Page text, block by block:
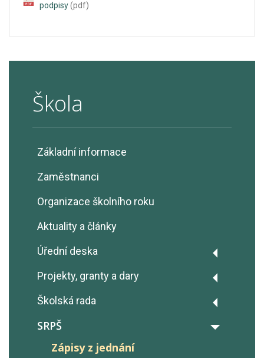
Škola
Základní informace
Zaměstnanci
Organizace školního roku
Aktuality a články
Úřední deska
Výroční zprávy
Rozpočty školy
GDPR - Ochrana osobních údajů
Projekty, granty a dary
Projekt Fairtrade
Erasmus+
OP JAK šablony
Školská rada
Zápisy z jednání
SRPŠ
Zápisy z jednání
podpisy(pdf)